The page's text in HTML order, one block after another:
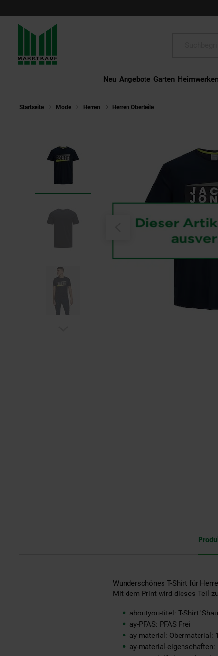
Neu Angebote Garten Heimwerken
Startseite Mode Herren Herren Oberteile
Wunderschönes T-Shirt für
Mit dem Print wird dieses Teil
aboutyou-titel: T-Shirt
ay-PFAS: PFAS Frei
ay-material: Obermaterial:
ay-material-eigenschaften: